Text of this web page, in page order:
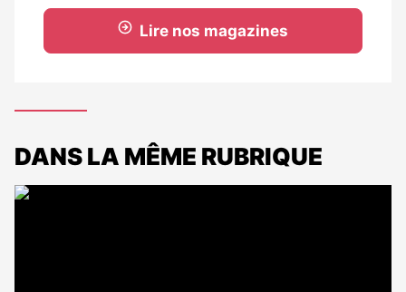
Lire nos magazines
DANS LA MÊME RUBRIQUE